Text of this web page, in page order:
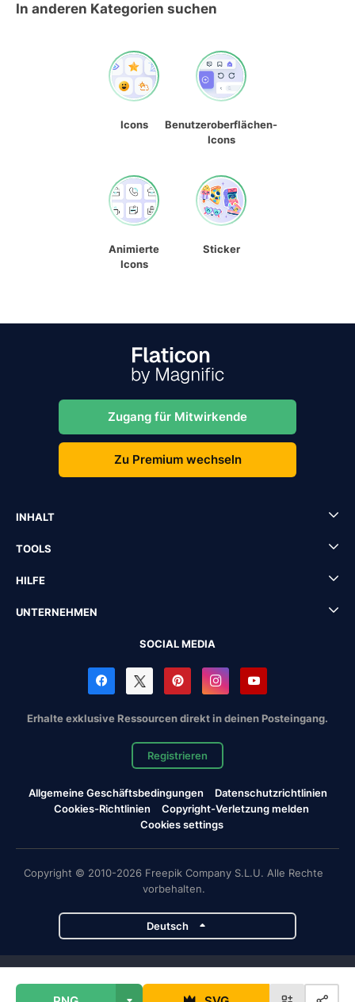
In anderen Kategorien suchen
Icons
Benutzeroberflächen-
Icons
Animierte
Icons
Sticker
Zugang für Mitwirkende
Zu Premium wechseln
INHALT
TOOLS
HILFE
UNTERNEHMEN
SOCIAL MEDIA
Erhalte exklusive Ressourcen direkt in deinen Posteingang.
Registrieren
Allgemeine Geschäftsbedingungen
Datenschutzrichtlinien
Cookies-Richtlinien
Copyright-Verletzung melden
Cookies settings
Copyright © 2010-2026 Freepik Company S.L.U. Alle Rechte
vorbehalten.
Deutsch